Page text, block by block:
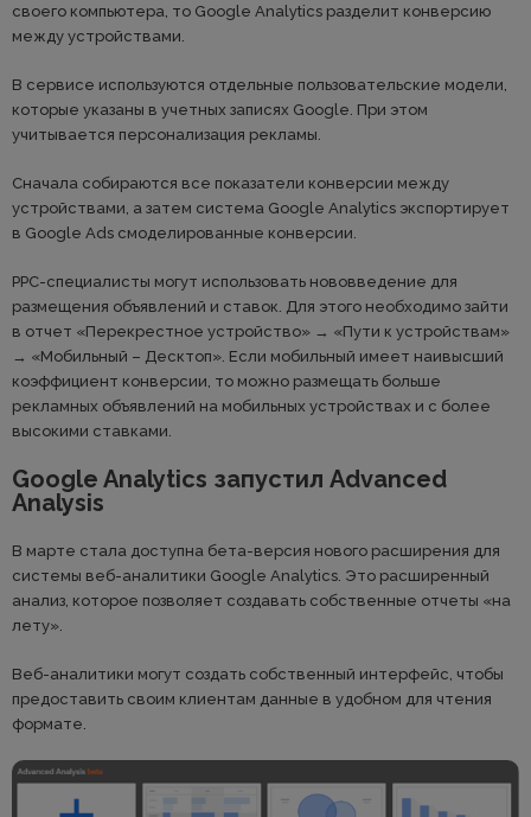
своего компьютера, то Google Analytics разделит конверсию
между устройствами.
В сервисе используются отдельные пользовательские модели,
которые указаны в учетных записях Google. При этом
учитывается персонализация рекламы.
Сначала собираются все показатели конверсии между
устройствами, а затем система Google Analytics экспортирует
в Google Ads смоделированные конверсии.
PPC-специалисты могут использовать нововведение для
размещения объявлений и ставок. Для этого необходимо зайти
в отчет «Перекрестное устройство» → «Пути к устройствам»
→ «Мобильный – Десктоп». Если мобильный имеет наивысший
коэффициент конверсии, то можно размещать больше
рекламных объявлений на мобильных устройствах и с более
высокими ставками.
Google Analytics запустил Advanced
Analysis
В марте стала доступна бета-версия нового расширения для
системы веб-аналитики Google Analytics. Это расширенный
анализ, которое позволяет создавать собственные отчеты «на
лету».
Веб-аналитики могут создать собственный интерфейс, чтобы
предоставить своим клиентам данные в удобном для чтения
формате.